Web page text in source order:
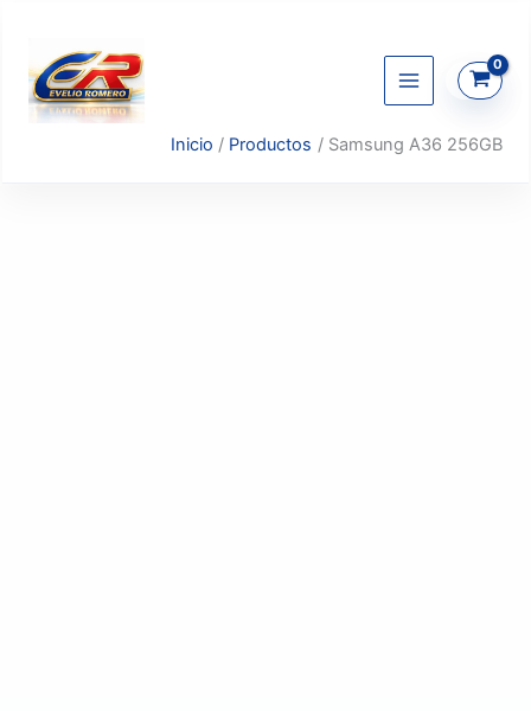
contenido
Inicio Productos Samsung A36 256GB